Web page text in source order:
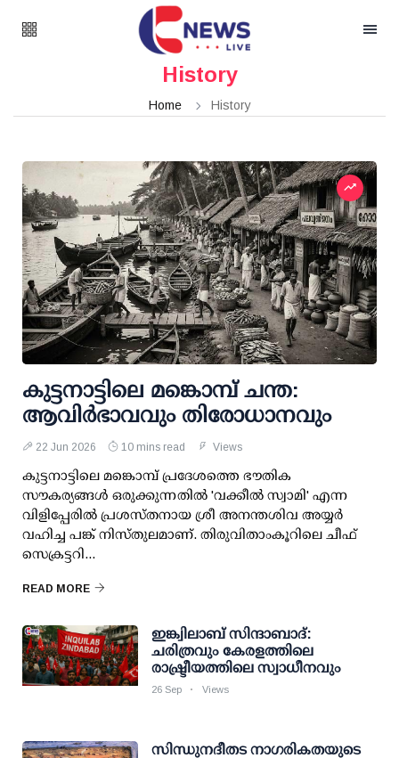
History
Home History
കുട്ടനാട്ടിലെ മങ്കൊമ്പ് ചന്ത:
ആവിര്‍ഭാവവും തിരോധാനവും
22 Jun 2026 10 mins read Views
കുട്ടനാട്ടിലെ മങ്കൊമ്പ് പ്രദേശത്തെ ഭൗതിക
സൗകര്യങ്ങള്‍ ഒരുക്കുന്നതില്‍ 'വക്കീല്‍ സ്വാമി' എന്ന
വിളിപ്പേരില്‍ പ്രശസ്തനായ ശ്രീ അനന്തശിവ അയ്യര്‍
വഹിച്ച പങ്ക് നിസ്തുലമാണ്. തിരുവിതാംകൂറിലെ ചീഫ്
സെക്രട്ടറി...
READ MORE
ഇങ്ക്വിലാബ് സിന്ദാബാദ്:
ചരിത്രവും കേരളത്തിലെ
രാഷ്ട്രീയത്തിലെ സ്വാധീനവും
26 Sep Views
സിന്ധുനദീതട നാഗരികതയുടെ